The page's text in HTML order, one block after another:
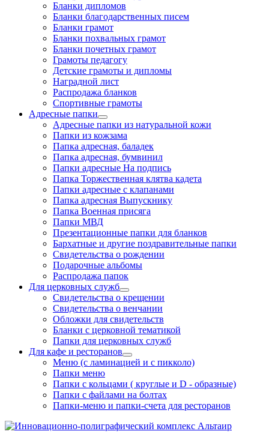
Бланки дипломов
Бланки благодарственных писем
Бланки грамот
Бланки похвальных грамот
Бланки почетных грамот
Грамоты педагогу
Детские грамоты и дипломы
Наградной лист
Распродажа бланков
Спортивные грамоты
Адресные папки
Адресные папки из натуральной кожи
Папки из кожзама
Папка адресная, баладек
Папка адресная, бумвинил
Папки адресные На подпись
Папка Торжественная клятва кадета
Папки адресные с клапанами
Папка адресная Выпускнику
Папка Военная присяга
Папки МВД
Презентационные папки для бланков
Бархатные и другие поздравительные папки
Свидетельства о рождении
Подарочные альбомы
Распродажа папок
Для церковных служб
Свидетельства о крещении
Свидетельства о венчании
Обложки для свидетельств
Бланки с церковной тематикой
Папки для церковных служб
Для кафе и ресторанов
Меню (с ламинацией и с пикколо)
Папки меню
Папки с кольцами ( круглые и D - образные)
Папки с файлами на болтах
Папки-меню и папки-счета для ресторанов